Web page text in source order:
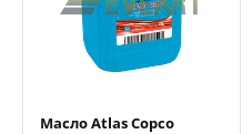
Быстрый просмотр
Добавить к сравнению
Добавить в избранное
Масло Atlas Copco